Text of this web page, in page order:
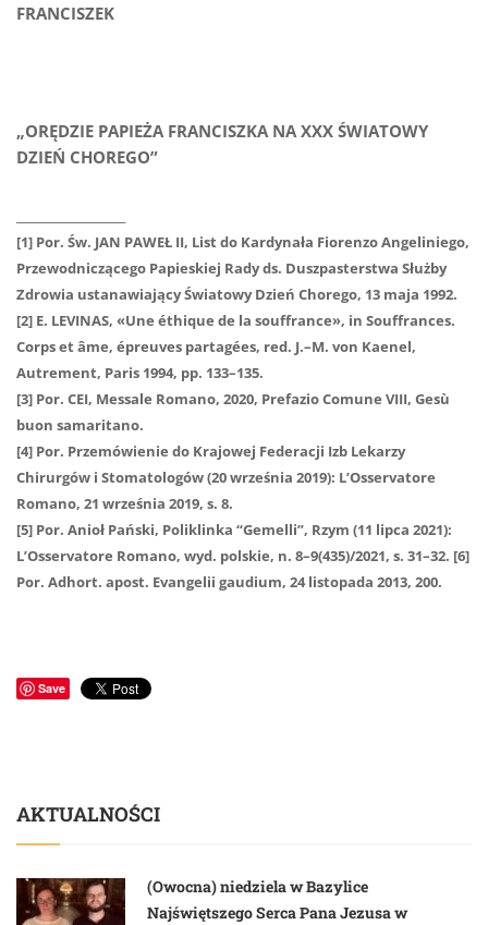
FRANCISZEK
„ORĘDZIE PAPIEŻA FRANCISZKA NA XXX ŚWIATOWY
DZIEŃ CHOREGO”
[1] Por. Św. JAN PAWEŁ II, List do Kardynała Fiorenzo Angeliniego,
Przewodniczącego Papieskiej Rady ds. Duszpasterstwa Służby
Zdrowia ustanawiający Światowy Dzień Chorego, 13 maja 1992.
[2] E. LEVINAS, «Une éthique de la souffrance», in Souffrances.
Corps et âme, épreuves partagées, red. J.–M. von Kaenel,
Autrement, Paris 1994, pp. 133–135.
[3] Por. CEI, Messale Romano, 2020, Prefazio Comune VIII, Gesù
buon samaritano.
[4] Por. Przemówienie do Krajowej Federacji Izb Lekarzy
Chirurgów i Stomatologów (20 września 2019): L’Osservatore
Romano, 21 września 2019, s. 8.
[5] Por. Anioł Pański, Poliklinka “Gemelli”, Rzym (11 lipca 2021):
L’Osservatore Romano, wyd. polskie, n. 8–9(435)/2021, s. 31–32. [6]
Por. Adhort. apost. Evangelii gaudium, 24 listopada 2013, 200.
Save
AKTUALNOŚCI
(Owocna) niedziela w Bazylice
Najświętszego Serca Pana Jezusa w